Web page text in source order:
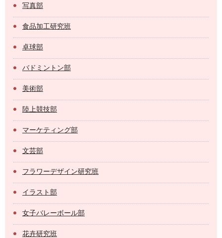
写真部
食品加工研究班
卓球部
バドミントン部
美術部
陸上競技部
マーケティング部
文芸部
フラワーデザイン研究班
イラスト部
女子バレーボール部
花卉研究班